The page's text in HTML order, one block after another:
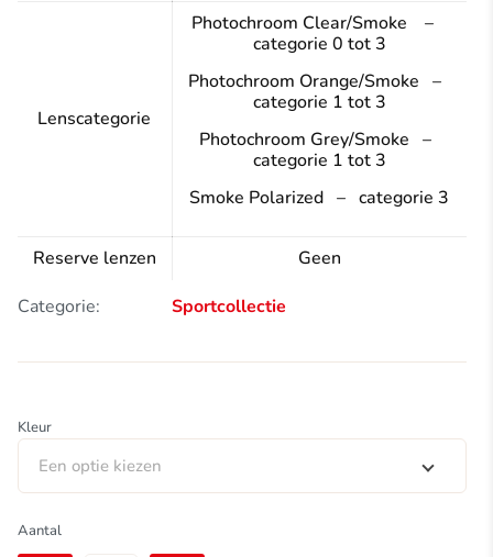
Lenscategorie
Photochroom Clear/Smoke –
categorie 0 tot 3
Photochroom Orange/Smoke –
categorie 1 tot 3
Photochroom Grey/Smoke –
categorie 1 tot 3
Smoke Polarized – categorie 3
Reserve lenzen
Geen
Categorie:
Sportcollectie
Kleur
Een optie kiezen
Aantal
Swisseye
Grip